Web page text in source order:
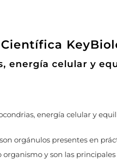
Científica
energía celular y
orgánulos presentes en
y son las